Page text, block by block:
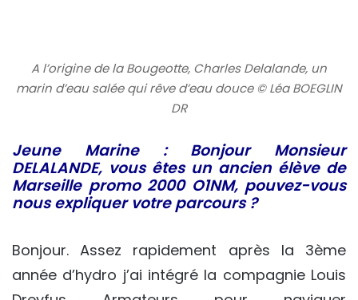
A l’origine de la Bougeotte, Charles Delalande, un
marin d’eau salée qui rêve d’eau douce © Léa BOEGLIN
DR
Jeune Marine : Bonjour Monsieur
DELALANDE, vous êtes un ancien élève de
Marseille promo 2000 O1NM, pouvez-vous
nous expliquer votre parcours ?
Bonjour. Assez rapidement après la 3ème
année d’hydro j’ai intégré la compagnie Louis